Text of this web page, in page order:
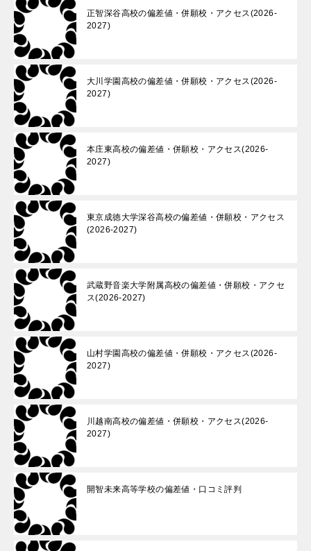
正智深谷高校の偏差値・併願校・アクセス(2026-
2027)
大川学園高校の偏差値・併願校・アクセス(2026-
2027)
本庄東高校の偏差値・併願校・アクセス(2026-
2027)
東京成徳大学深谷高校の偏差値・併願校・アクセス
(2026-2027)
武蔵野音楽大学附属高校の偏差値・併願校・アクセ
ス(2026-2027)
山村学園高校の偏差値・併願校・アクセス(2026-
2027)
川越南高校の偏差値・併願校・アクセス(2026-
2027)
開智未来高等学校の偏差値・口コミ評判